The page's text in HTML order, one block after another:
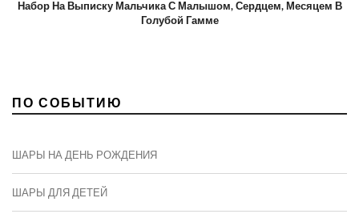
Набор На Выписку Мальчика С Малышом, Сердцем, Месяцем В
Голубой Гамме
ПО СОБЫТИЮ
ШАРЫ НА ДЕНЬ РОЖДЕНИЯ
ШАРЫ ДЛЯ ДЕТЕЙ